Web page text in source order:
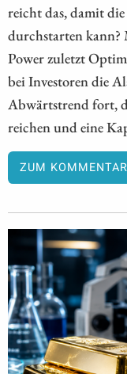
reicht das, damit
durchstarten kann?
Power zuletzt
bei Investoren die
Abwärtstrend fort,
reichen und eine
ZUM KOMMENTAR